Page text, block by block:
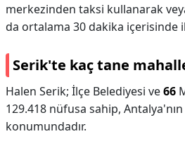
merkezinden taksi kullanarak
da ortalama 30 dakika içerisinde
Serik'te kaç tane
Halen Serik; İlçe Belediyesi ve66
129.418 nüfusa sahip,
konumundadır.